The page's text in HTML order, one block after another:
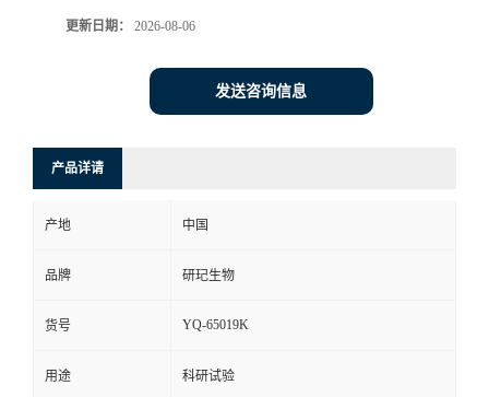
更新日期： 2026-08-06
发送咨询信息
产品详请
产地 中国
品牌 研玘生物
货号 YQ-65019K
用途 科研试验